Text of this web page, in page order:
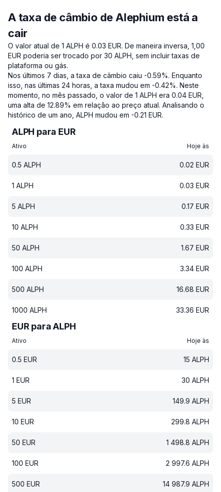
A taxa de câmbio de Alephium está a
cair
O valor atual de 1 ALPH é 0.03 EUR. De maneira inversa, 1,00
EUR poderia ser trocado por 30 ALPH, sem incluir taxas de
plataforma ou gás.
Nos últimos 7 dias, a taxa de câmbio caiu -0.59%. Enquanto
isso, nas últimas 24 horas, a taxa mudou em -0.42%. Neste
momento, no mês passado, o valor de 1 ALPH era 0.04 EUR,
uma alta de 12.89% em relação ao preço atual. Analisando o
histórico de um ano, ALPH mudou em -0.21 EUR.
ALPH para EUR
Ativo Hoje às
0.5 ALPH 0.02 EUR
1 ALPH 0.03 EUR
5 ALPH 0.17 EUR
10 ALPH 0.33 EUR
50 ALPH 1.67 EUR
100 ALPH 3.34 EUR
500 ALPH 16.68 EUR
1000 ALPH 33.36 EUR
EUR para ALPH
Ativo Hoje às
0.5 EUR 15 ALPH
1 EUR 30 ALPH
5 EUR 149.9 ALPH
10 EUR 299.8 ALPH
50 EUR 1 498.8 ALPH
100 EUR 2 997.6 ALPH
500 EUR 14 987.9 ALPH